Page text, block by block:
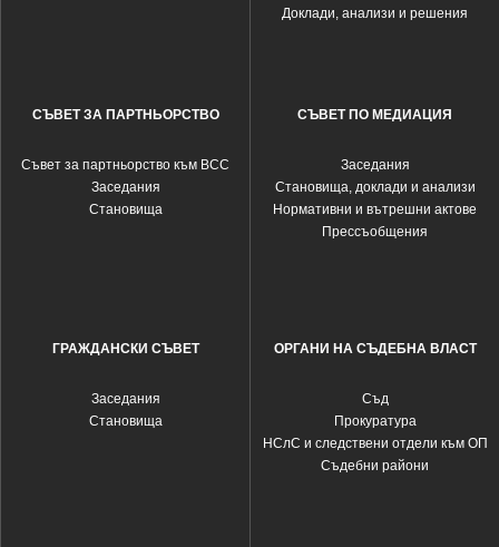
Доклади, анализи и решения
СЪВЕТ ЗА ПАРТНЬОРСТВО
Съвет за партньорство към ВСС
Заседания
Становища
СЪВЕТ ПО МЕДИАЦИЯ
Заседания
Становища, доклади и анализи
Нормативни и вътрешни актове
Прессъобщения
ГРАЖДАНСКИ СЪВЕТ
Заседания
Становища
ОРГАНИ НА СЪДЕБНА ВЛАСТ
Съд
Прокуратура
НСлС и следствени отдели към ОП
Съдебни райони